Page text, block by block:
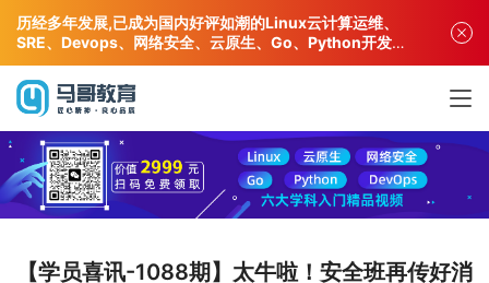
【学员喜讯-1088期】太牛啦！安全班再传好消
历经多年发展,已成为国内好评如潮的Linux云计算运维、
SRE、Devops、网络安全、云原生、Go、Python开发专
业人才培训机构!